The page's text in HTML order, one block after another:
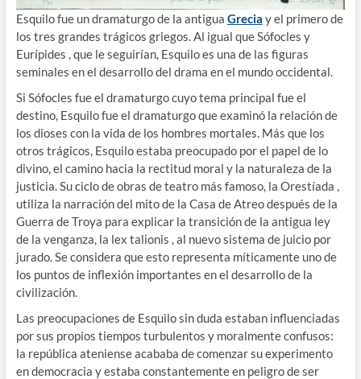
Esquilo fue un dramaturgo de la antigua Grecia y el primero de
los tres grandes trágicos griegos. Al igual que Sófocles y
Eurípides , que le seguirían, Esquilo es una de las figuras
seminales en el desarrollo del drama en el mundo occidental.
Si Sófocles fue el dramaturgo cuyo tema principal fue el
destino, Esquilo fue el dramaturgo que examinó la relación de
los dioses con la vida de los hombres mortales. Más que los
otros trágicos, Esquilo estaba preocupado por el papel de lo
divino, el camino hacia la rectitud moral y la naturaleza de la
justicia. Su ciclo de obras de teatro más famoso, la Orestíada ,
utiliza la narración del mito de la Casa de Atreo después de la
Guerra de Troya para explicar la transición de la antigua ley
de la venganza, la lex talionis , al nuevo sistema de juicio por
jurado. Se considera que esto representa míticamente uno de
los puntos de inflexión importantes en el desarrollo de la
civilización.
Las preocupaciones de Esquilo sin duda estaban influenciadas
por sus propios tiempos turbulentos y moralmente confusos:
la república ateniense acababa de comenzar su experimento
en democracia y estaba constantemente en peligro de ser